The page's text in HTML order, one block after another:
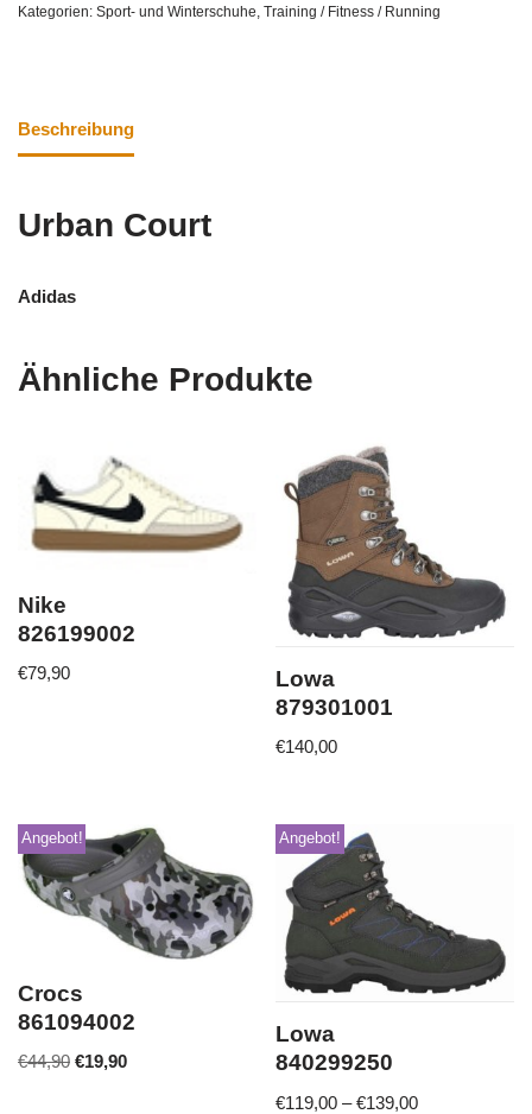
Kategorien: Sport- und Winterschuhe, Training / Fitness / Running
Beschreibung
Urban Court
Adidas
Ähnliche Produkte
Nike
826199002
€79,90
Lowa
879301001
€140,00
Angebot!
Crocs
861094002
€44,90 €19,90
Angebot!
Lowa
840299250
€119,00 –€139,00